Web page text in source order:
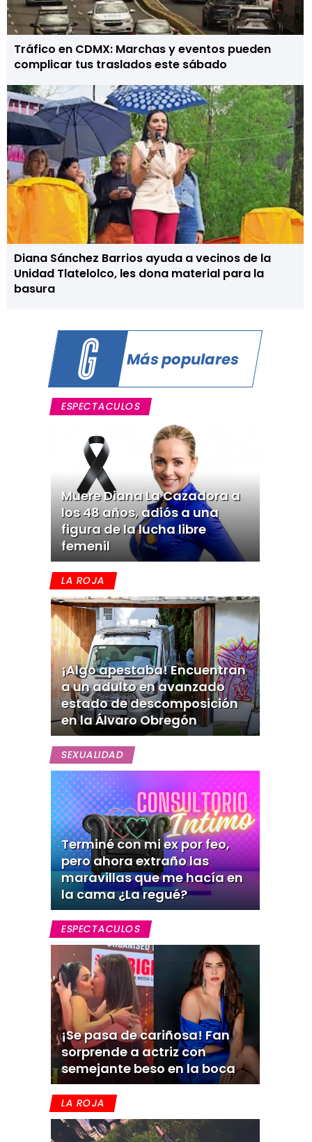
Tráfico en CDMX: Marchas y eventos pueden
complicar tus traslados este sábado
Diana Sánchez Barrios ayuda a vecinos de la
Unidad Tlatelolco, les dona material para la
basura
Más populares
ESPECTACULOS
Muere Diana La Cazadora a
los 48 años, adiós a una
figura de la lucha libre
femenil
LA ROJA
¡Algo apestaba! Encuentran
a un adulto en avanzado
estado de descomposición
en la Álvaro Obregón
SEXUALIDAD
Terminé con mi ex por feo,
pero ahora extraño las
maravillas que me hacía en
la cama ¿La regué?
ESPECTACULOS
¡Se pasa de cariñosa! Fan
sorprende a actriz con
semejante beso en la boca
LA ROJA